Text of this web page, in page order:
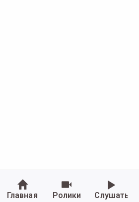
Главная Ролики Слушать